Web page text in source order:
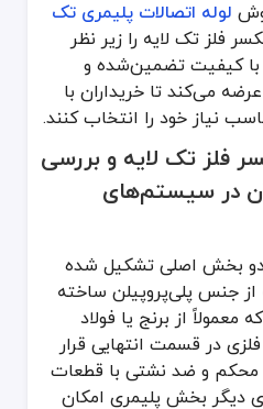
و آلومینیوم
بالا
فلز تک لایه بهترین گزینه
یکسر فلز تک لایه و
لایه باید به چند عامل کلیدی توجه
فروشگاهی معتبر مانند فروشگاه
توجه شود عبارت‌اند از:
فلزی که تعیین‌کننده سازگاری قطعه
که در دوام و دقت ساخت تأثیر
یا نصب آن تا در هنگام مونتاژ
از کیفیت مواد اولیه است.
در تهران برای اطمینان از
لوله اتصالات پلیمری تک
فلز تک لایه را زیر نظر
با کیفیت تضمین‌شده و
می‌کند تا خریداران با
نیاز خود را انتخاب کنند.
فلز تک لایه و بررسی
در سیستم‌های
دو بخش اصلی تشکیل شده
جنس پلی‌پروپیلن ساخته
از برنج یا فولاد
در قسمت انتهایی قرار
محکم و ضد نشتی با قطعات
دیگر بخش پلیمری امکان